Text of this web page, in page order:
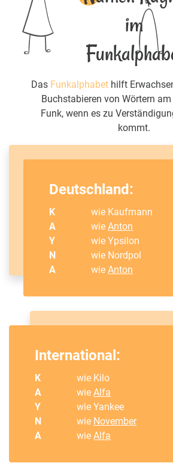
im
Das Funkalphabet hilft
Buchstabieren von Wörtern
Funk, wenn es zu
kommt.
Deutschland:
K
wie Kaufmann
A
wieAnton
Y
wie Ypsilon
N
wie Nordpol
A
wieAnton
International:
K
wie Kilo
A
wieAlfa
Y
wie Yankee
N
wie November
A
wieAlfa